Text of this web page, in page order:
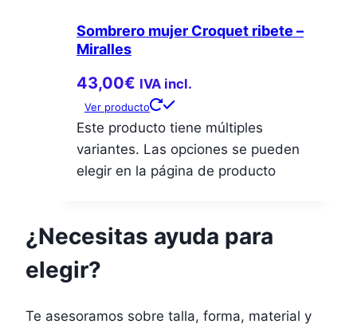
Sombrero mujer Croquet ribete –
Miralles
43,00€ IVA incl.
Ver producto
Este producto tiene múltiples
variantes. Las opciones se pueden
elegir en la página de producto
¿Necesitas ayuda para
elegir?
Te asesoramos sobre talla, forma, material y